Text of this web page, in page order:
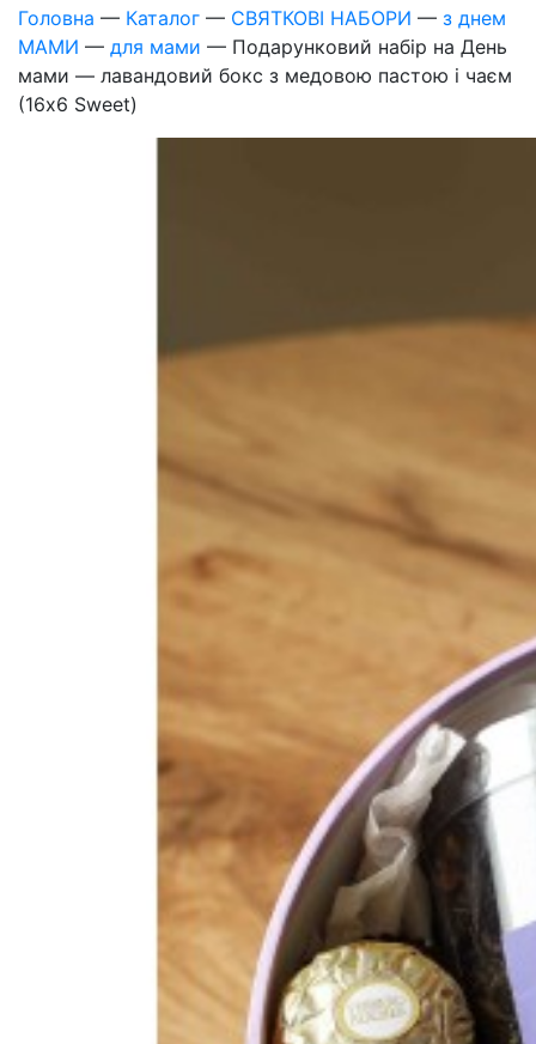
Головна — Каталог — СВЯТКОВІ НАБОРИ — з днем
МАМИ — для мами — Подарунковий набір на День
мами — лавандовий бокс з медовою пастою і чаєм
(16х6 Sweet)